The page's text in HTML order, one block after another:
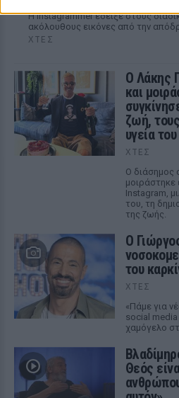
Η Instagrammer έδειξε στους
ακόλουθους εικόνες από την
ΧΤΕΣ
Ο Λάκης
και
ζωή,
υγεία του
ΧΤΕΣ
Ο διάσημος
μοιράστηκε
Instagram,
του, τη
της ζωής.
O
του
ΧΤΕΣ
«Πάμε για
social media
χαμόγελο
Θεός